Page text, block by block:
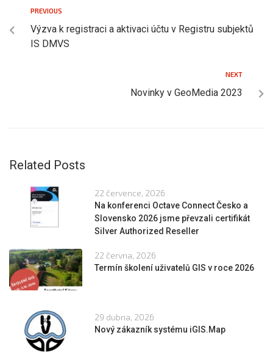
PREVIOUS
Výzva k registraci a aktivaci účtu v Registru subjektů
IS DMVS
NEXT
Novinky v GeoMedia 2023
Related Posts
22 července, 2026
Na konferenci Octave Connect Česko a
Slovensko 2026 jsme převzali certifikát
Silver Authorized Reseller
22 června, 2026
Termín školení uživatelů GIS v roce 2026
29 dubna, 2026
Nový zákazník systému iGIS.Map